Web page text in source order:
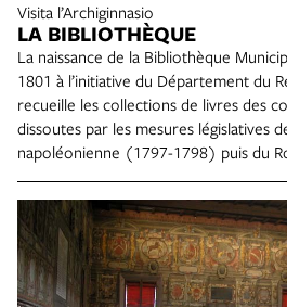
Visita l’Archiginnasio
LA BIBLIOTHÈQUE
La naissance de la Bibliothèque
1801 à l’initiative du Département du
recueille les collections de livres des
dissoutes par les mesures législatives
napoléonienne (1797-1798) puis du